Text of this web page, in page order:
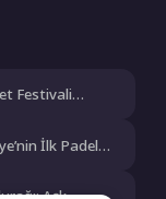
Festivali
İlk Padel